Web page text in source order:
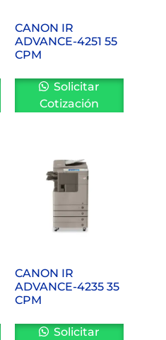
CANON IR
ADVANCE-4251 55
CPM
Solicitar
Cotización
CANON IR
ADVANCE-4235 35
CPM
Solicitar